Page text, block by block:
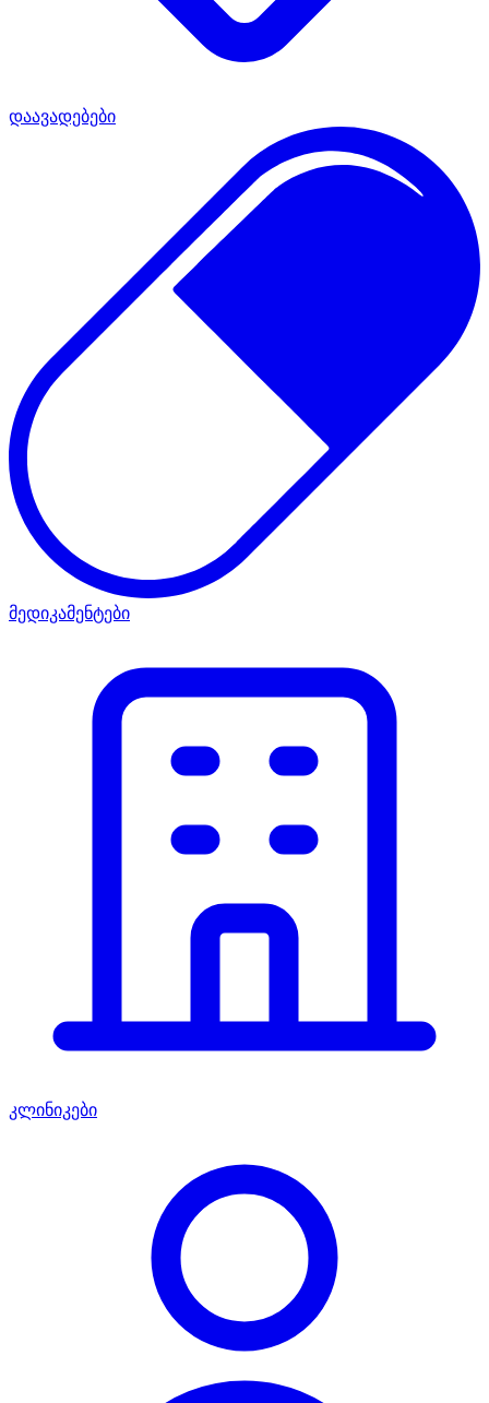
დაავადებები
მედიკამენტები
კლინიკები